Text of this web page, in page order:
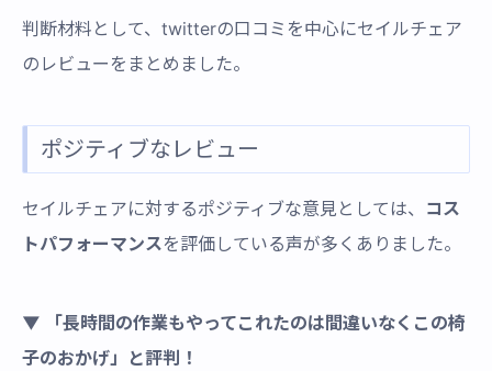
判断材料として、twitterの口コミを中心にセイルチェア
のレビューをまとめました。
ポジティブなレビュー
セイルチェアに対するポジティブな意見としては、 コス
トパフォーマンスを評価している声が多くありました。
▼ 「長時間の作業もやってこれたのは間違いなくこの椅
子のおかげ」と評判！